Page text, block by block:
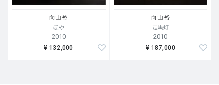
向山裕
ほや
2010
¥ 132,000
向山裕
走馬灯
2010
¥ 187,000